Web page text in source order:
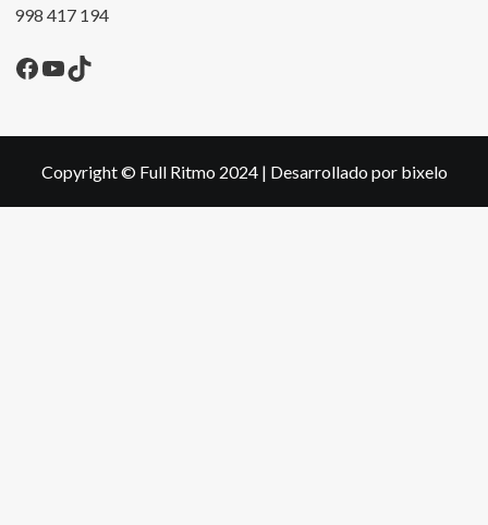
998 417 194
Facebook
YouTube
TikTok
Copyright © Full Ritmo 2024 | Desarrollado por bixelo